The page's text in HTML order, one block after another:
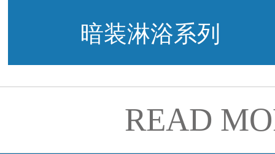
暗装淋浴系列
READ